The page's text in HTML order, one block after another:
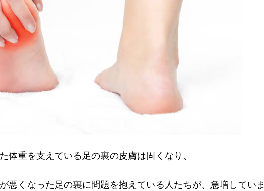
体重を支えている足の裏の皮膚は固くなり、
悪くなった足の裏に問題を抱えている人たちが、急増していま